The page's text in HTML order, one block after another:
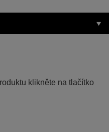
klikněte na tlačítko